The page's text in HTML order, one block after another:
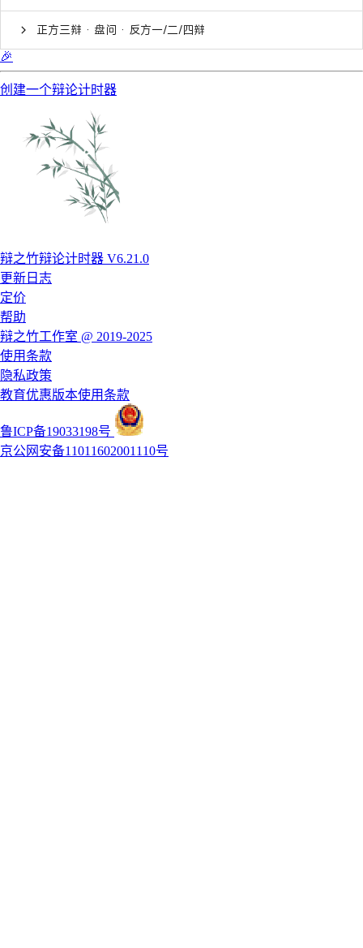
正方三辩 · 盘问 · 反方一/二/四辩
🎉
创建一个辩论计时器
辩之竹辩论计时器 V6.21.0
更新日志
定价
帮助
辩之竹工作室 @ 2019-2025
使用条款
隐私政策
教育优惠版本使用条款
鲁ICP备19033198号
京公网安备11011602001110号